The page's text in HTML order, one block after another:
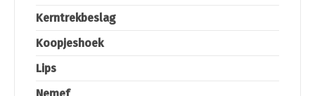
Kerntrekbeslag
Koopjeshoek
Lips